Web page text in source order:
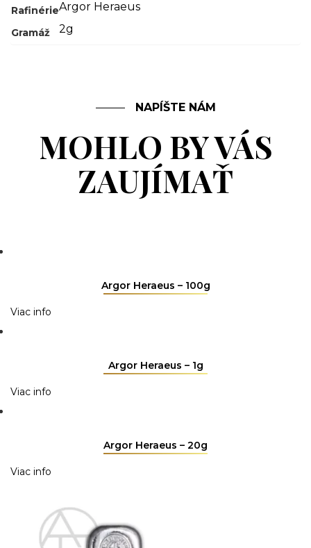
RafinérieArgor Heraeus
Gramáž 2g
NAPÍŠTE NÁM
MOHLO BY VÁS
ZAUJÍMAŤ
Argor Heraeus – 100g
Viac info
Argor Heraeus – 1g
Viac info
Argor Heraeus – 20g
Viac info